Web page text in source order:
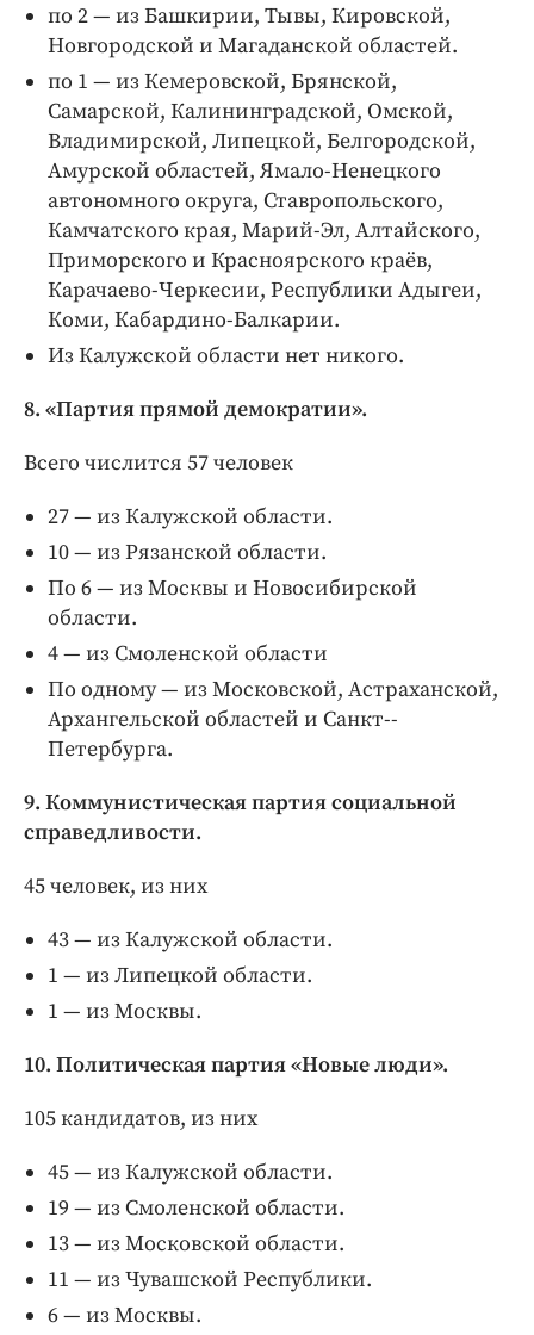
по 2 — из Башкирии, Тывы, Кировской,
Новгородской и Магаданской областей.
по 1 — из Кемеровской, Брянской,
Самарской, Калининградской, Омской,
Владимирской, Липецкой, Белгородской,
Амурской областей, Ямало-­Ненецкого
автономного округа, Ставропольского,
Камчатского края, Марий-­Эл, Алтайского,
Приморского и Красноярского краёв,
Карачаево-­Черкесии, Республики Адыгеи,
Коми, Кабардино-­Балкарии.
Из Калужской области нет никого.
8. «Партия прямой демократии».
Всего числится 57 человек
27 — из Калужской области.
10 — из Рязанской области.
По 6 — из Москвы и Новосибирской
области.
4 — из Смоленской области
По одному — из Московской, Астраханской,
Архангельской областей и Санкт-­
Петербурга.
9. Коммунистическая партия социальной
справедливости.
45 человек, из них
43 — из Калужской области.
1 — из Липецкой области.
1 — из Москвы.
10. Политическая партия «Новые люди».
105 кандидатов, из них
45 — из Калужской области.
19 — из Смоленской области.
13 — из Московской области.
11 — из Чувашской Республики.
6 — из Москвы.